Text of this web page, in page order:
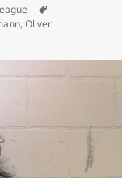
,Oliver